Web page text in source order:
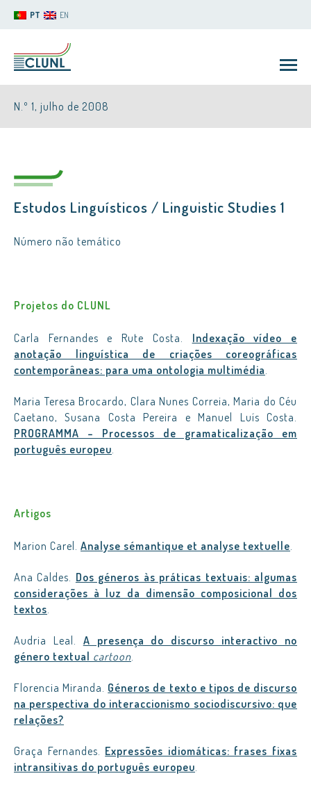
PT EN
CLUNL
N.º 1, julho de 2008
Estudos Linguísticos / Linguistic Studies 1
Número não temático
Projetos do CLUNL
Carla Fernandes e Rute Costa. Indexação vídeo e
anotação linguística de criações coreográficas
contemporâneas: para uma ontologia multimédia.
Maria Teresa Brocardo, Clara Nunes Correia, Maria do Céu
Caetano, Susana Costa Pereira e Manuel Luís Costa.
PROGRAMMA – Processos de gramaticalização em
português europeu.
Artigos
Marion Carel. Analyse sémantique et analyse textuelle.
Ana Caldes. Dos géneros às práticas textuais: algumas
considerações à luz da dimensão composicional dos
textos.
Audria Leal. A presença do discurso interactivo no
género textual cartoon.
Florencia Miranda. Géneros de texto e tipos de discurso
na perspectiva do interaccionismo sociodiscursivo: que
relações?
Graça Fernandes. Expressões idiomáticas: frases fixas
intransitivas do português europeu.